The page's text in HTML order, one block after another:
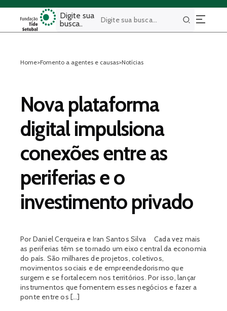
Digite sua
busca..
Buscar
Home>Fomento a agentes e causas>Notícias
Nova plataforma
digital impulsiona
conexões entre as
periferias e o
investimento privado
Por Daniel Cerqueira e Iran Santos Silva Cada vez mais
as periferias têm se tornado um eixo central da economia
do país. São milhares de projetos, coletivos,
movimentos sociais e de empreendedorismo que
surgem e se fortalecem nos territórios. Por isso, lançar
instrumentos que fomentem esses negócios e fazer a
ponte entre os […]